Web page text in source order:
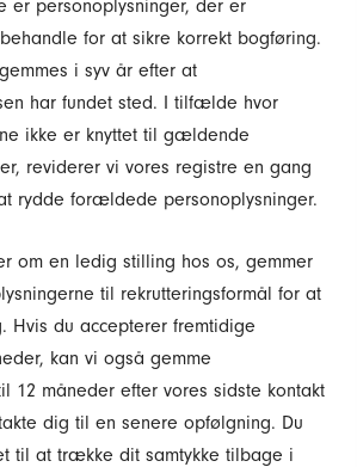
er personoplysninger, der er
for at sikre korrekt bogføring.
i syv år efter at
har fundet sted. I tilfælde hvor
ikke er knyttet til gældende
reviderer vi vores registre en gang
rydde forældede personoplysninger.
om en ledig stilling hos os, gemmer
til rekrutteringsformål for at
Hvis du accepterer fremtidige
kan vi også gemme
12 måneder efter vores sidste kontakt
dig til en senere opfølgning. Du
til at trække dit samtykke tilbage i